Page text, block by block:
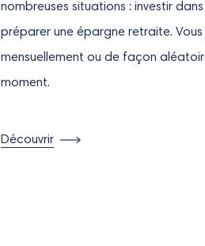
nombreuses situations : investir
préparer une épargne retraite.
mensuellement ou de façon
moment.
Découvrir